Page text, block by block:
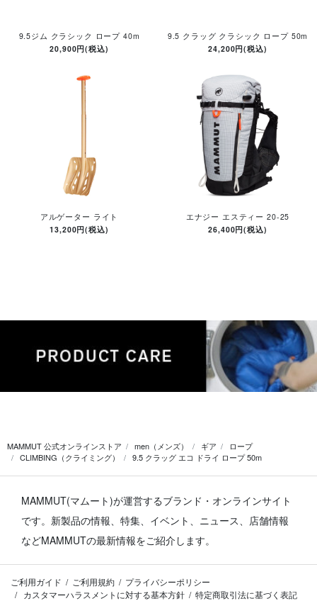
9.5ジム クラシック ロープ 40m
20,900円(税込)
9.5 クラッグ クラシック ロープ 50m
24,200円(税込)
アルゲーター ライト
13,200円(税込)
エナジー エスティー 20-25
26,400円(税込)
MAMMUT 公式オンラインストア men（メンズ） ギア
ロープ
CLIMBING（クライミング）
9.5 クラッグ エコ ドライ ロープ 50m
MAMMUT(マムート)が運営するブランド・オンラインサイト
です。 新製品の情報、特集、イベント、ニュース、店舗情報
などMAMMUTの最新情報をご紹介します。
ご利用ガイド ご利用規約
プライバシーポリシー
カスタマーハラスメントに対する基本方針
特定商取引法に基づく表記